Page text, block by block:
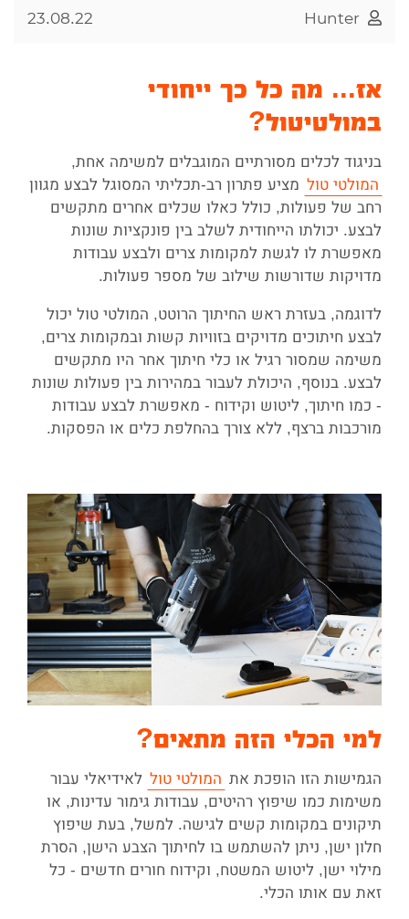
Hunter
23.08.22
אז... מה כל כך ייחודי
במולטיטול?
בניגוד לכלים מסורתיים המוגבלים למשימה אחת,
המולטי טול מציע פתרון רב-תכליתי המסוגל לבצע מגוון
רחב של פעולות, כולל כאלו שכלים אחרים מתקשים
לבצע. יכולתו הייחודית לשלב בין פונקציות שונות
מאפשרת לו לגשת למקומות צרים ולבצע עבודות
מדויקות שדורשות שילוב של מספר פעולות.
לדוגמה, בעזרת ראש החיתוך הרוטט, המולטי טול יכול
לבצע חיתוכים מדויקים בזוויות קשות ובמקומות צרים,
משימה שמסור רגיל או כלי חיתוך אחר היו מתקשים
לבצע. בנוסף, היכולת לעבור במהירות בין פעולות שונות
- כמו חיתוך, ליטוש וקידוח - מאפשרת לבצע עבודות
מורכבות ברצף, ללא צורך בהחלפת כלים או הפסקות.
למי הכלי הזה מתאים?
הגמישות הזו הופכת את המולטי טול לאידיאלי עבור
משימות כמו שיפוץ רהיטים, עבודות גימור עדינות, או
תיקונים במקומות קשים לגישה. למשל, בעת שיפוץ
חלון ישן, ניתן להשתמש בו לחיתוך הצבע הישן, הסרת
מילוי ישן, ליטוש המשטח, וקידוח חורים חדשים - כל
זאת עם אותו הכלי.